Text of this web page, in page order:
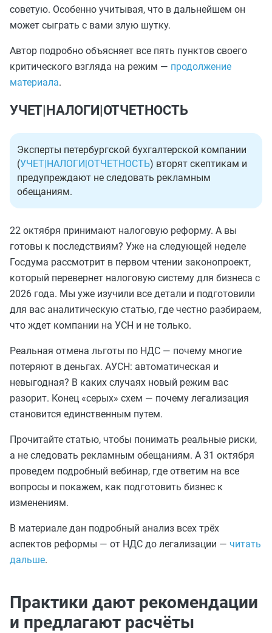
советую. Особенно учитывая, что в дальнейшем он
может сыграть с вами злую шутку.
Автор подробно объясняет все пять пунктов своего
критического взгляда на режим — продолжение
материала.
УЧЕТ|НАЛОГИ|ОТЧЕТНОСТЬ
Эксперты петербургской бухгалтерской компании
(УЧЕТ|НАЛОГИ|ОТЧЕТНОСТЬ) вторят скептикам и
предупреждают не следовать рекламным
обещаниям.
22 октября принимают налоговую реформу. А вы
готовы к последствиям? Уже на следующей неделе
Госдума рассмотрит в первом чтении законопроект,
который перевернет налоговую систему для бизнеса с
2026 года. Мы уже изучили все детали и подготовили
для вас аналитическую статью, где честно разбираем,
что ждет компании на УСН и не только.
Реальная отмена льготы по НДС — почему многие
потеряют в деньгах. АУСН: автоматическая и
невыгодная? В каких случаях новый режим вас
разорит. Конец «серых» схем — почему легализация
становится единственным путем.
Прочитайте статью, чтобы понимать реальные риски,
а не следовать рекламным обещаниям. А 31 октября
проведем подробный вебинар, где ответим на все
вопросы и покажем, как подготовить бизнес к
изменениям.
В материале дан подробный анализ всех трёх
аспектов реформы — от НДС до легализации — читать
дальше.
Практики дают рекомендации
и предлагают расчёты